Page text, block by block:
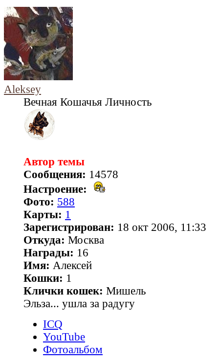
Aleksey
Вечная Кошачья Личность
Автор темы
Сообщения: 14578
Настроение:
Фото: 588
Карты: 1
Зарегистрирован: 18 окт 2006, 11:33
Откуда: Москва
Награды: 16
Имя: Алексей
Кошки: 1
Клички кошек: Мишель
Эльза... ушла за радугу
ICQ
YouTube
Фотоальбом